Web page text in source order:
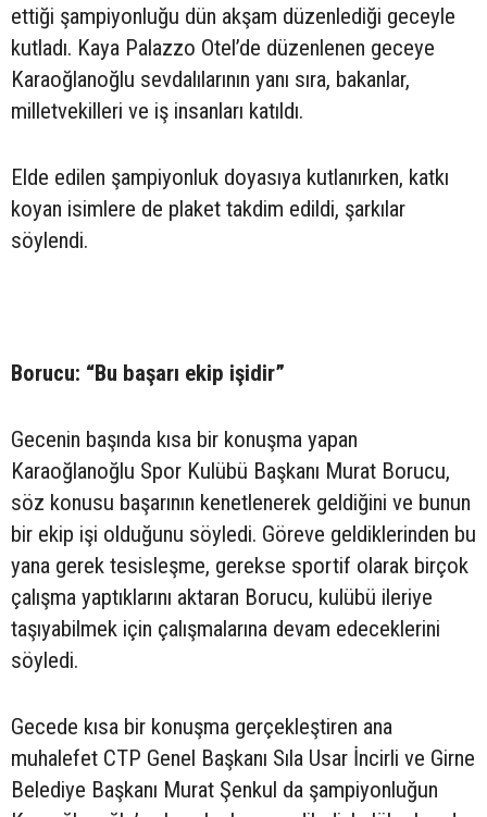
ettiği şampiyonluğu dün akşam düzenlediği geceyle
kutladı. Kaya Palazzo Otel’de düzenlenen geceye
Karaoğlanoğlu sevdalılarının yanı sıra, bakanlar,
milletvekilleri ve iş insanları katıldı.
Elde edilen şampiyonluk doyasıya kutlanırken, katkı
koyan isimlere de plaket takdim edildi, şarkılar
söylendi.
Borucu: “Bu başarı ekip işidir”
Gecenin başında kısa bir konuşma yapan
Karaoğlanoğlu Spor Kulübü Başkanı Murat Borucu,
söz konusu başarının kenetlenerek geldiğini ve bunun
bir ekip işi olduğunu söyledi. Göreve geldiklerinden bu
yana gerek tesisleşme, gerekse sportif olarak birçok
çalışma yaptıklarını aktaran Borucu, kulübü ileriye
taşıyabilmek için çalışmalarına devam edeceklerini
söyledi.
Gecede kısa bir konuşma gerçekleştiren ana
muhalefet CTP Genel Başkanı Sıla Usar İncirli ve Girne
Belediye Başkanı Murat Şenkul da şampiyonluğun